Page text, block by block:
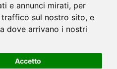
e annunci mirati, per
sul nostro sito, e
dove arrivano i nostri
Accetto